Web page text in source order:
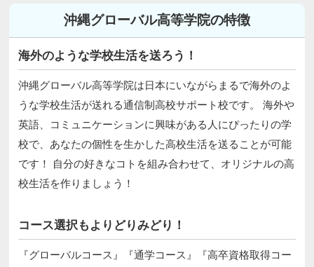
沖縄グローバル高等学院の特徴
海外のような学校生活を送ろう！
沖縄グローバル高等学院は日本にいながらまるで海外のよ
うな学校生活が送れる通信制高校サポート校です。 海外や
英語、コミュニケーションに興味がある人にぴったりの学
校で、あなたの個性を生かした高校生活を送ることが可能
です！ 自分の好きなコトを組み合わせて、オリジナルの高
校生活を作りましょう！
コース選択もよりどりみどり！
『グローバルコース』『通学コース』『高卒資格取得コー